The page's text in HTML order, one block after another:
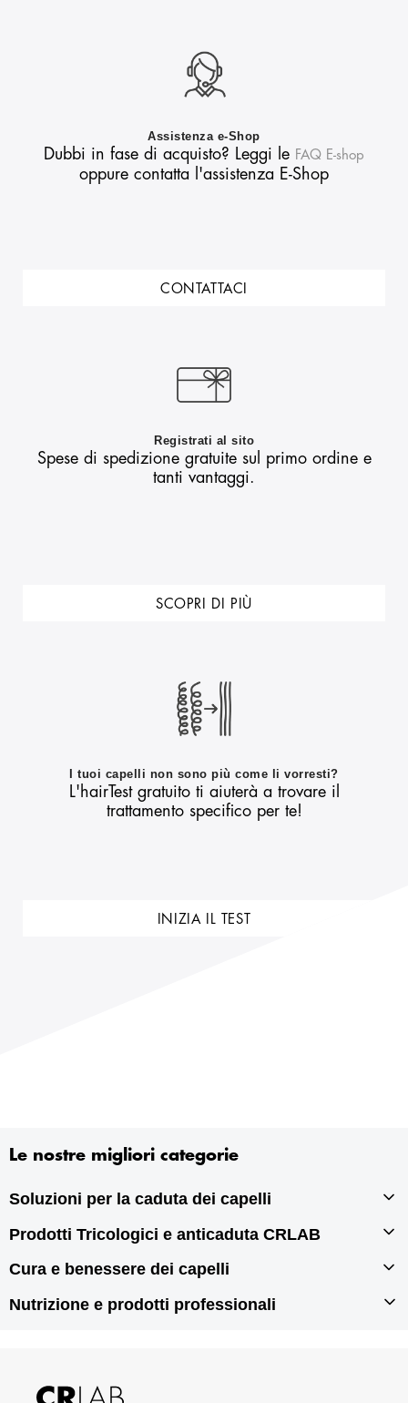
Assistenza e-Shop
Dubbi in fase di acquisto? Leggi le FAQ E-shop
oppure contatta l'assistenza E-Shop
CONTATTACI
Registrati al sito
Spese di spedizione gratuite sul primo ordine e
tanti vantaggi.
SCOPRI DI PIÙ
I tuoi capelli non sono più come li vorresti?
L'hairTest gratuito ti aiuterà a trovare il
trattamento specifico per te!
INIZIA IL TEST
Le nostre migliori categorie
Soluzioni per la caduta dei capelli
Infoltimento capelli
Prodotti Tricologici e anticaduta CRLAB
Prodotti tricologici
Cura e benessere dei capelli
Prodotti per doppie punte
Nutrizione e prodotti professionali
Prodotti professionali per capelli